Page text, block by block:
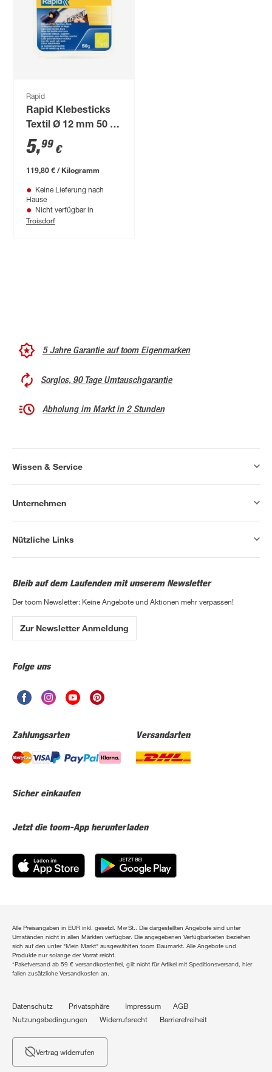
Rapid
Rapid Klebesticks
Textil Ø 12 mm 50 g
6 Stück
5,99 €
119,80 € / Kilogramm
Keine Lieferung nach
Hause
Nicht verfügbar in
Troisdorf
5 Jahre Garantie auf toom Eigenmarken
Sorglos, 90 Tage Umtauschgarantie
Abholung im Markt in 2 Stunden
Wissen & Service
Unternehmen
Nützliche Links
Bleib auf dem Laufenden mit unserem Newsletter
Der toom Newsletter: Keine Angebote und Aktionen mehr verpassen!
Zur Newsletter Anmeldung
Folge uns
Zahlungsarten Versandarten
Sicher einkaufen
Jetzt die toom-App herunterladen
Alle Preisangaben in EUR inkl. gesetzl. MwSt.. Die dargestellten Angebote sind unter
Umständen nicht in allen Märkten verfügbar. Die angegebenen Verfügbarkeiten beziehen
sich auf den unter "Mein Markt" ausgewählten toom Baumarkt. Alle Angebote und
Produkte nur solange der Vorrat reicht.
*Paketversand ab 59 € versandkostenfrei, gilt nicht für Artikel mit Speditionsversand, hier
fallen zusätzliche Versandkosten an.
Datenschutz Privatsphäre Impressum
AGB
Nutzungsbedingungen
Widerrufsrecht Barrierefreiheit
Vertrag widerrufen